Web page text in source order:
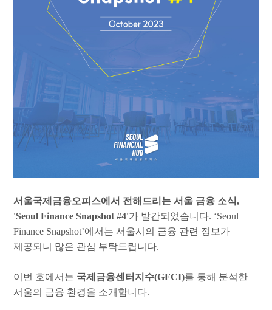
서울국제금융오피스에서 전해드리는 서울 금융 소식,
'Seoul Finance Snapshot #4'가 발간되었습니다. ‘Seoul
Finance Snapshot’에서는 서울시의 금융 관련 정보가
제공되니 많은 관심 부탁드립니다.
이번 호에서는 국제금융센터지수(GFCI)를 통해 분석한
서울의 금융 환경을 소개합니다.